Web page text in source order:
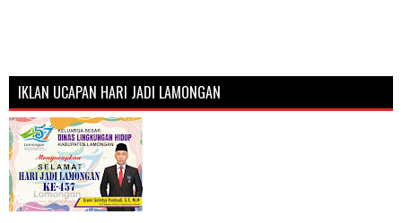
IKLAN UCAPAN HARI JADI LAMONGAN